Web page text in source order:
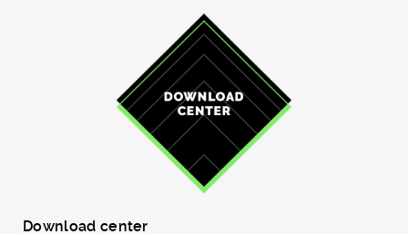
Download center